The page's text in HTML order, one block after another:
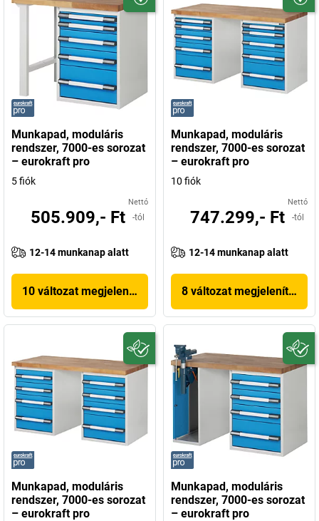
Munkapad, moduláris
rendszer, 7000-es sorozat
– eurokraft pro
5 fiók
Nettó
505.909,- Ft -tól
12-14 munkanap alatt
10 változat megjelenítése
Munkapad, moduláris
rendszer, 7000-es sorozat
– eurokraft pro
10 fiók
Nettó
747.299,- Ft -tól
12-14 munkanap alatt
8 változat megjelenítése
Munkapad, moduláris
rendszer, 7000-es sorozat
– eurokraft pro
Munkapad, moduláris
rendszer, 7000-es sorozat
– eurokraft pro